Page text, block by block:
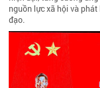
nguồn lực xã hội và
đạo.